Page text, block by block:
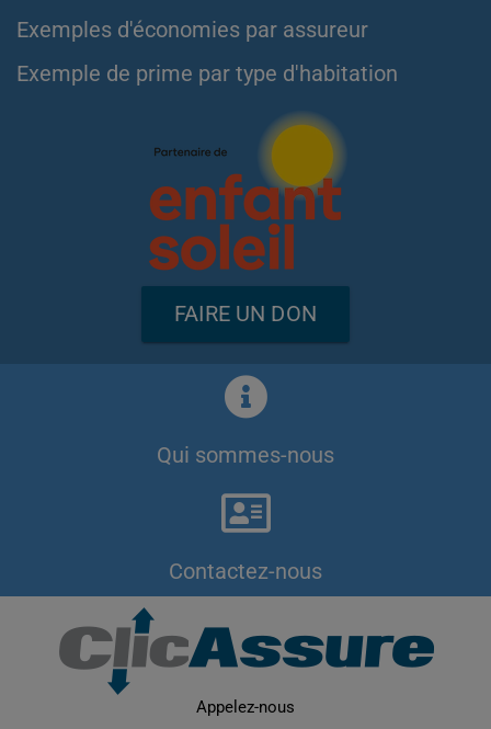
Exemples d'économies par assureur
Exemple de prime par type d'habitation
FAIRE UN DON
Qui sommes-nous
Contactez-nous
Appelez-nous